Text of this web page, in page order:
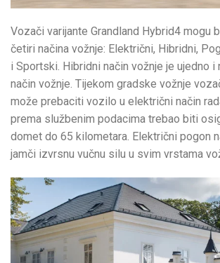
Vozači varijante Grandland Hybrid4 mogu
četiri načina vožnje: Električni, Hibridni,
i Sportski. Hibridni način vožnje je ujedno i
način vožnje. Tijekom gradske vožnje
može prebaciti vozilo u električni način
prema službenim podacima trebao biti
domet do 65 kilometara. Električni pogon
jamči izvrsnu vučnu silu u svim vrstama